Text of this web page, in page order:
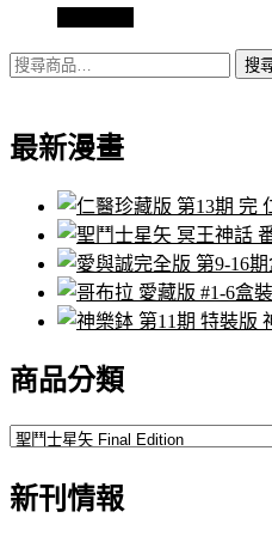
搜
鍵
搜
最新漫畫
商品分類
新刊情報